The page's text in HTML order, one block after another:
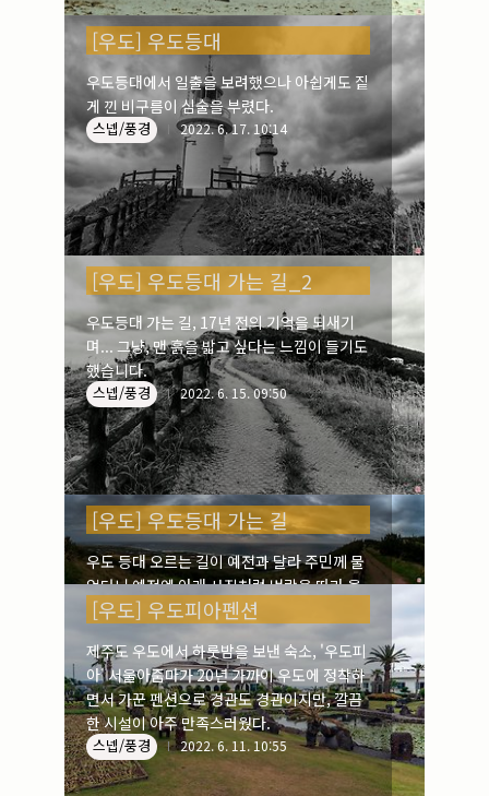
[우도] 우도등대
우도등대에서 일출을 보려했으나 아쉽게도 짙
게 낀 비구름이 심술을 부렸다.
스넵/풍경 2022. 6. 17. 10:14
[우도] 우도등대 가는 길_2
우도등대 가는 길, 17년 전의 기억을 되새기
며... 그냥, 맨 흙을 밟고 싶다는 느낌이 들기도
했습니다.
스넵/풍경 2022. 6. 15. 09:50
[우도] 우도등대 가는 길
우도 등대 오르는 길이 예전과 달라 주민께 물
었더니 예전엔 아래 사진처럼 벼랑을 따라 올
랐었는데 벼랑이 무너지고 깎여서 뒷쪽으로
보이는 숲속에 길을 터서 만들었단다. 17년만
에 원래 길이 없어졌으니 언젠가는 저 숲이 벼
랑끝에 서 있겠다는 생각이 든다. 저멀리 연평
리 동네가 아름하다.
스넵/풍경 2022. 6. 13. 18:15
[우도] 우도피아펜션
제주도 우도에서 하룻밤을 보낸 숙소, '우도피
아' 서울아줌마가 20년 가까이 우도에 정착하
면서 가꾼 펜션으로 경관도 경관이지만, 깔끔
한 시설이 아주 만족스러웠다.
스넵/풍경 2022. 6. 11. 10:55